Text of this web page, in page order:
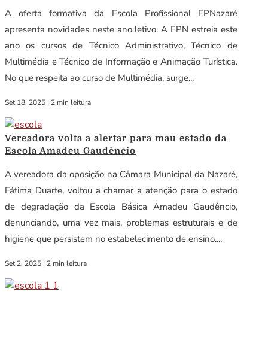
A oferta formativa da Escola Profissional EPNazaré
apresenta novidades neste ano letivo. A EPN estreia este
ano os cursos de Técnico Administrativo, Técnico de
Multimédia e Técnico de Informação e Animação Turística.
No que respeita ao curso de Multimédia, surge...
Set 18, 2025 | 2 min leitura
Vereadora volta a alertar para mau estado da
Escola Amadeu Gaudêncio
A vereadora da oposição na Câmara Municipal da Nazaré,
Fátima Duarte, voltou a chamar a atenção para o estado
de degradação da Escola Básica Amadeu Gaudêncio,
denunciando, uma vez mais, problemas estruturais e de
higiene que persistem no estabelecimento de ensino....
Set 2, 2025 | 2 min leitura